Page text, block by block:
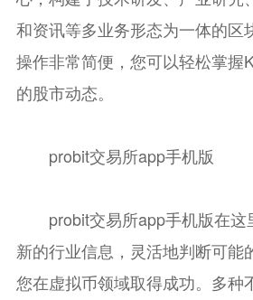
和资讯等多业务形态为一体的区
操作非常简便，您可以轻松掌握
的股市动态。
probit交易所app手机版
probit交易所app手机版在这
新的行业信息，灵活地判断可能
您在虚拟币领域取得成功。多种